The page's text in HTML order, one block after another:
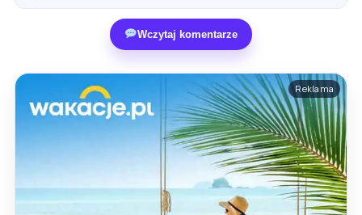
Wczytaj komentarze
Reklama